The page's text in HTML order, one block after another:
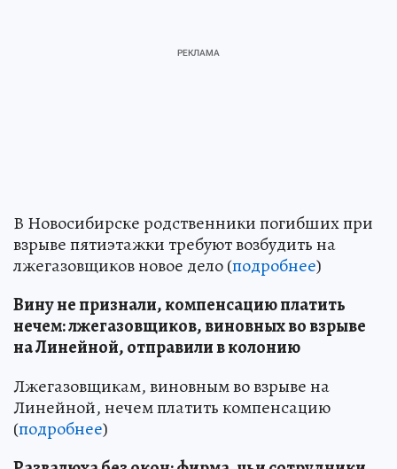
В Новосибирске родственники погибших при
взрыве пятиэтажки требуют возбудить на
лжегазовщиков новое дело (подробнее)
Вину не признали, компенсацию платить
нечем: лжегазовщиков, виновных во взрыве
на Линейной, отправили в колонию
Лжегазовщикам, виновным во взрыве на
Линейной, нечем платить компенсацию
(подробнее)